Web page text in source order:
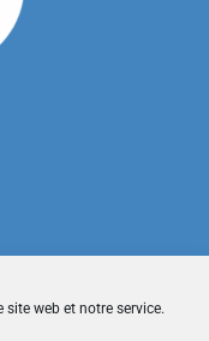
web et notre service.